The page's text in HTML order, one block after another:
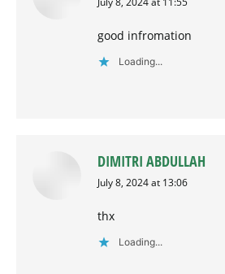
says:
good infromation
Loading...
DIMITRI ABDULLAH
says:
July 8, 2024 at 13:06
thx
Loading...